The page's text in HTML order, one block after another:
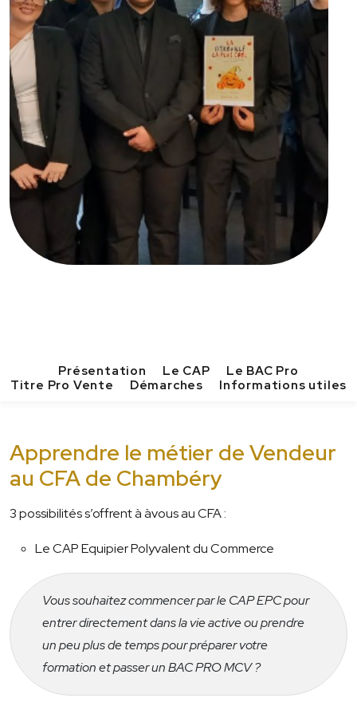
Présentation Le CAP
Le BAC Pro
Titre Pro Vente
Démarches Informations utiles
Apprendre le métier de Vendeur
au CFA de Chambéry
3 possibilités s’offrent à àvous au CFA :
Le CAP Equipier Polyvalent du Commerce
Vous souhaitez commencer par le CAP EPC pour
entrer directement dans la vie active ou prendre
un peu plus de temps pour préparer votre
formation et passer un BAC PRO MCV ?